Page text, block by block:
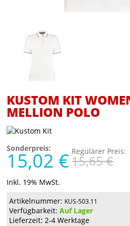
KUSTOM KIT
MELLION POLO
Sonderpreis:
15,02 € Regulärer Preis:
15,65 €
Inkl. 19% MwSt.
Artikelnummer: KUS-503.11
Verfügbarkeit:Auf Lager
Lieferzeit: 2-4 Werktage